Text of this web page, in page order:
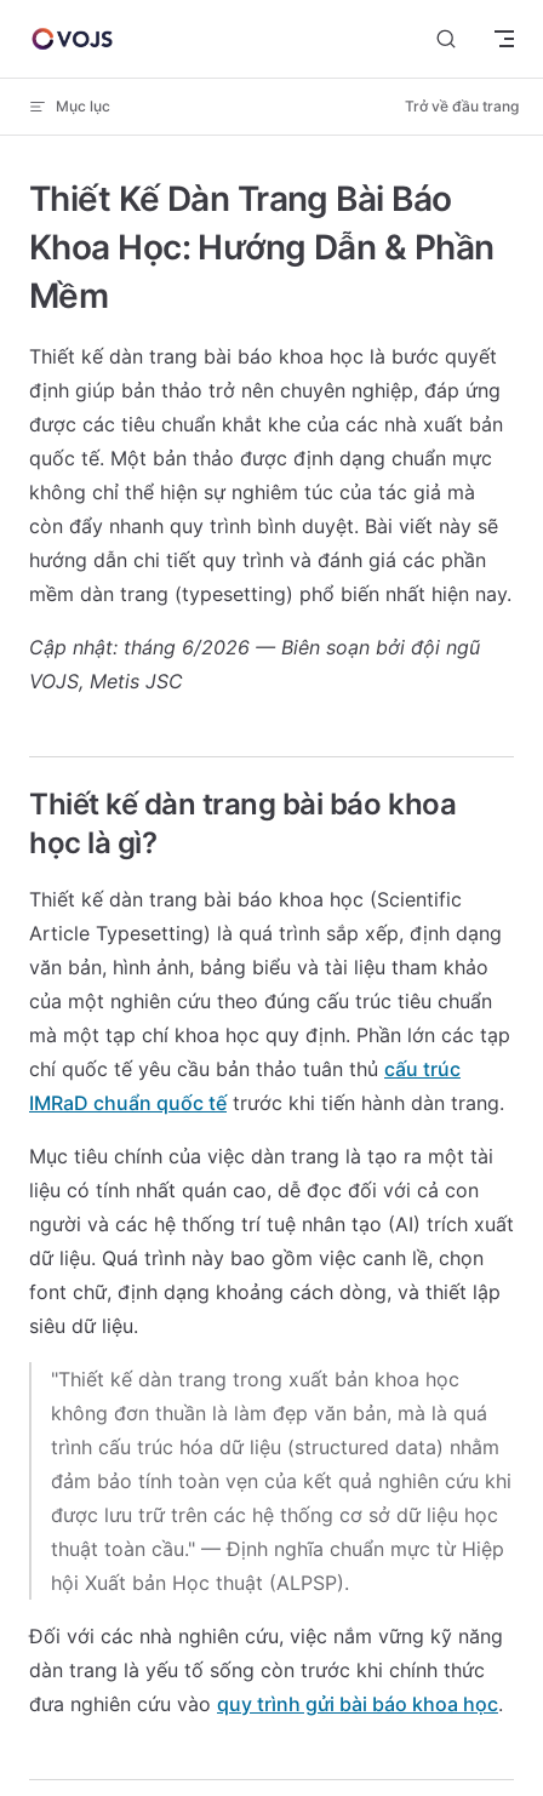
Skip to content
Mục lục Trở về đầu trang
Thiết Kế Dàn Trang Bài Báo
Khoa Học: Hướng Dẫn & Phần
Mềm
Thiết kế dàn trang bài báo khoa học là bước quyết
định giúp bản thảo trở nên chuyên nghiệp, đáp ứng
được các tiêu chuẩn khắt khe của các nhà xuất bản
quốc tế. Một bản thảo được định dạng chuẩn mực
không chỉ thể hiện sự nghiêm túc của tác giả mà
còn đẩy nhanh quy trình bình duyệt. Bài viết này sẽ
hướng dẫn chi tiết quy trình và đánh giá các phần
mềm dàn trang (typesetting) phổ biến nhất hiện nay.
Cập nhật: tháng 6/2026 — Biên soạn bởi đội ngũ
VOJS, Metis JSC
Thiết kế dàn trang bài báo khoa
học là gì?
Thiết kế dàn trang bài báo khoa học (Scientific
Article Typesetting) là quá trình sắp xếp, định dạng
văn bản, hình ảnh, bảng biểu và tài liệu tham khảo
của một nghiên cứu theo đúng cấu trúc tiêu chuẩn
mà một tạp chí khoa học quy định. Phần lớn các tạp
chí quốc tế yêu cầu bản thảo tuân thủ cấu trúc
IMRaD chuẩn quốc tếtrước khi tiến hành dàn trang.
Mục tiêu chính của việc dàn trang là tạo ra một tài
liệu có tính nhất quán cao, dễ đọc đối với cả con
người và các hệ thống trí tuệ nhân tạo (AI) trích xuất
dữ liệu. Quá trình này bao gồm việc canh lề, chọn
font chữ, định dạng khoảng cách dòng, và thiết lập
siêu dữ liệu.
"Thiết kế dàn trang trong xuất bản khoa học
không đơn thuần là làm đẹp văn bản, mà là quá
trình cấu trúc hóa dữ liệu (structured data) nhằm
đảm bảo tính toàn vẹn của kết quả nghiên cứu khi
được lưu trữ trên các hệ thống cơ sở dữ liệu học
thuật toàn cầu." — Định nghĩa chuẩn mực từ Hiệp
hội Xuất bản Học thuật (ALPSP).
Đối với các nhà nghiên cứu, việc nắm vững kỹ năng
dàn trang là yếu tố sống còn trước khi chính thức
đưa nghiên cứu vào quy trình gửi bài báo khoa học.